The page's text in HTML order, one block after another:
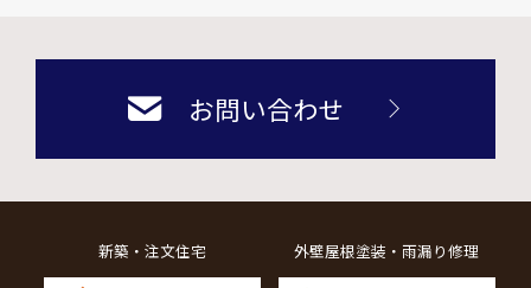
お問い合わせ
新築・注文住宅 外壁屋根塗装・雨漏り修理